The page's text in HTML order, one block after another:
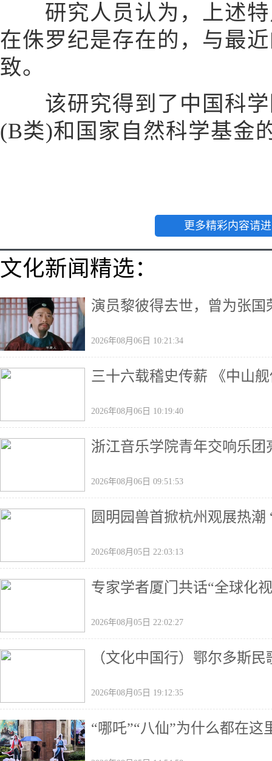
研究人员认为，上述特
在侏罗纪是存在的，与最
致。
该研究得到了中国科学
(B类)和国家自然科学基金
更多精彩内容请
文化新闻精选：
演员黎彼得去世，曾为张
2026年08月06日 10:21:34
三十六载稽史传薪 《中山
2026年08月06日 10:19:40
浙江音乐学院青年交响乐
2026年08月06日 09:51:53
圆明园兽首掀杭州观展热潮
2026年08月05日 22:03:13
专家学者厦门共话“全球化
2026年08月05日 22:02:27
（文化中国行）鄂尔多斯
2026年08月05日 19:12:35
“哪吒”“八仙”为什么都在这